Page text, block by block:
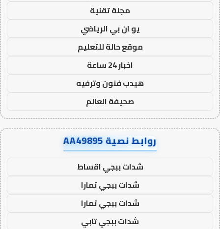
مجلة تقنية
يو ان بي الرياضي
موقع حالة للتعليم
اخبار 24 ساعة
هيدب فنون وترفيه
صحيفة العالم
روابط نصية AA49895
شدات ببجي اقساط
شدات ببجي تمارا
شدات ببجي تمارا
شدات ببجي تابي